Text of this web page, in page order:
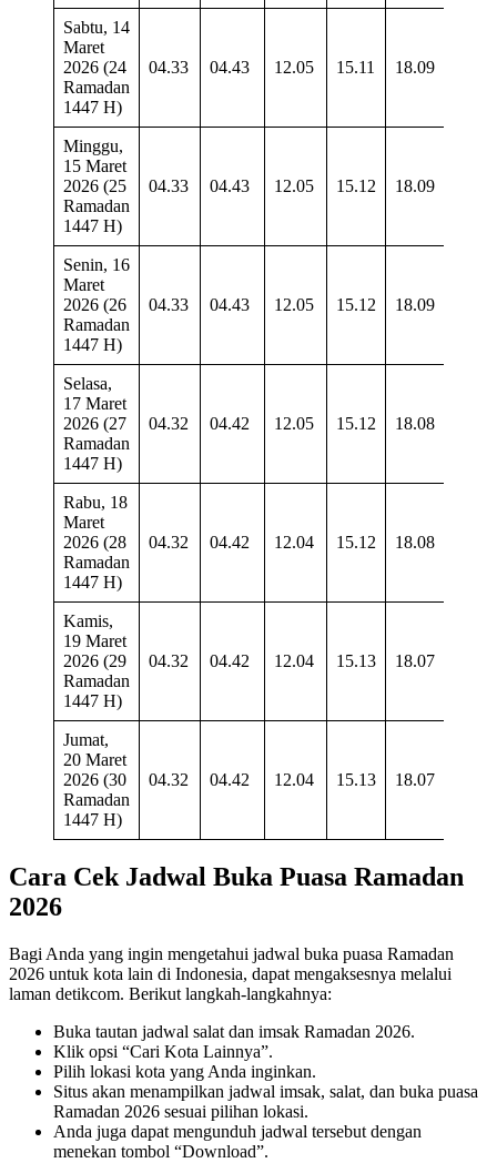
Sabtu, 14
Maret
2026 (24
Ramadan
1447 H)
04.33 04.43 12.05 15.11 18.09
Minggu,
15 Maret
2026 (25
Ramadan
1447 H)
04.33 04.43 12.05 15.12 18.09
Senin, 16
Maret
2026 (26
Ramadan
1447 H)
04.33 04.43 12.05 15.12 18.09
Selasa,
17 Maret
2026 (27
Ramadan
1447 H)
04.32 04.42 12.05 15.12 18.08
Rabu, 18
Maret
2026 (28
Ramadan
1447 H)
04.32 04.42 12.04 15.12 18.08
Kamis,
19 Maret
2026 (29
Ramadan
1447 H)
04.32 04.42 12.04 15.13 18.07
Jumat,
20 Maret
2026 (30
Ramadan
1447 H)
04.32 04.42 12.04 15.13 18.07
Cara Cek Jadwal Buka Puasa Ramadan
2026
Bagi Anda yang ingin mengetahui jadwal buka puasa Ramadan
2026 untuk kota lain di Indonesia, dapat mengaksesnya melalui
laman detikcom. Berikut langkah-langkahnya:
Buka tautan jadwal salat dan imsak Ramadan 2026.
Klik opsi “Cari Kota Lainnya”.
Pilih lokasi kota yang Anda inginkan.
Situs akan menampilkan jadwal imsak, salat, dan buka puasa
Ramadan 2026 sesuai pilihan lokasi.
Anda juga dapat mengunduh jadwal tersebut dengan
menekan tombol “Download”.